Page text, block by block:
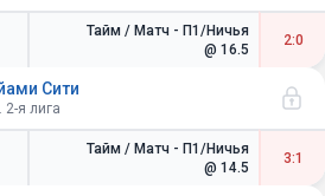
Тайм / Матч - П1/Ничья
@ 16.5
2:0
Сити
я лига
Тайм / Матч - П1/Ничья
@ 14.5
3:1